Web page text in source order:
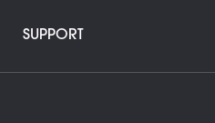
SUPPORT